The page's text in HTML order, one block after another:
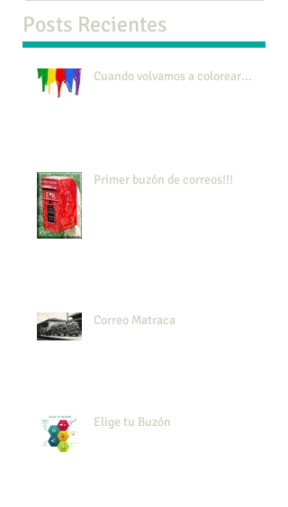
Posts Recientes
Cuando volvamos a colorear...
Primer buzón de correos!!!
Correo Matraca
Elige tu Buzón